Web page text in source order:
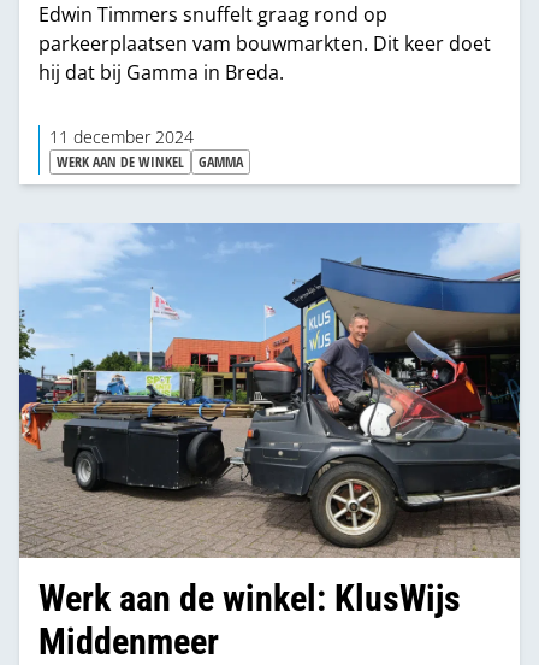
Edwin Timmers snuffelt graag rond op
parkeerplaatsen vam bouwmarkten. Dit keer doet
hij dat bij Gamma in Breda.
11 december 2024
WERK AAN DE WINKEL GAMMA
Werk aan de winkel: KlusWijs
Middenmeer